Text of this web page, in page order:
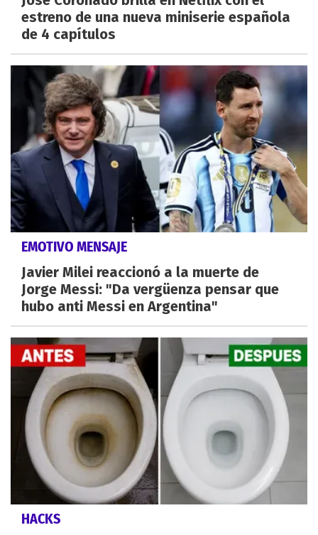
estreno de una nueva miniserie española
de 4 capítulos
EMOTIVO MENSAJE
Javier Milei reaccionó a la muerte de
Jorge Messi: "Da vergüenza pensar que
hubo anti Messi en Argentina"
HACKS